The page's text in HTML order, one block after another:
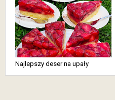
Najlepszy deser na upały